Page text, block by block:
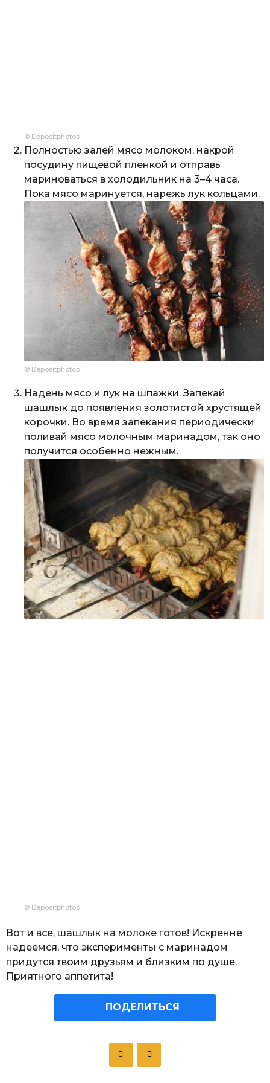
© Depositphotos
Полностью залей мясо молоком, накрой
посудину пищевой пленкой и отправь
мариноваться в холодильник на 3–4 часа.
Пока мясо маринуется, нарежь лук кольцами.
© Depositphotos
Надень мясо и лук на шпажки. Запекай
шашлык до появления золотистой хрустящей
корочки. Во время запекания периодически
поливай мясо молочным маринадом, так оно
получится особенно нежным.
© Depositphotos
Вот и всё, шашлык на молоке готов! Искренне
надеемся, что эксперименты с маринадом
придутся твоим друзьям и близким по душе.
Приятного аппетита!
ПОДЕЛИТЬСЯ